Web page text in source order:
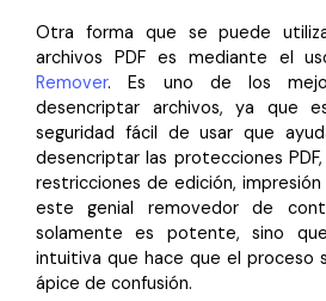
Otra forma que se puede
archivos PDF es mediante el
Remover. Es uno de los
desencriptar archivos, ya que
seguridad fácil de usar que
desencriptar las protecciones
restricciones de edición,
este genial removedor de
solamente es potente, sino
intuitiva que hace que el proceso
ápice de confusión.